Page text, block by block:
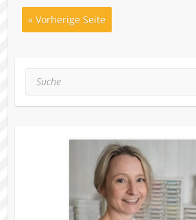
« Vorherige Seite
Suche